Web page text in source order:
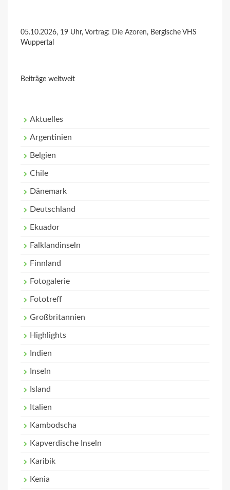
05.10.2026, 19 Uhr, Vortrag: Die Azoren, Bergische VHS
Wuppertal
Beiträge weltweit
Aktuelles
Argentinien
Belgien
Chile
Dänemark
Deutschland
Ekuador
Falklandinseln
Finnland
Fotogalerie
Fototreff
Großbritannien
Highlights
Indien
Inseln
Island
Italien
Kambodscha
Kapverdische Inseln
Karibik
Kenia